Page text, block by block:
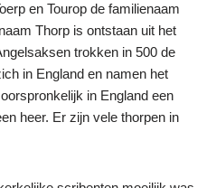
en Tourop de familienaam
Thorp is ontstaan uit het
trokken in 500 de
in England en namen het
in England een
heer. Er zijn vele thorpen in